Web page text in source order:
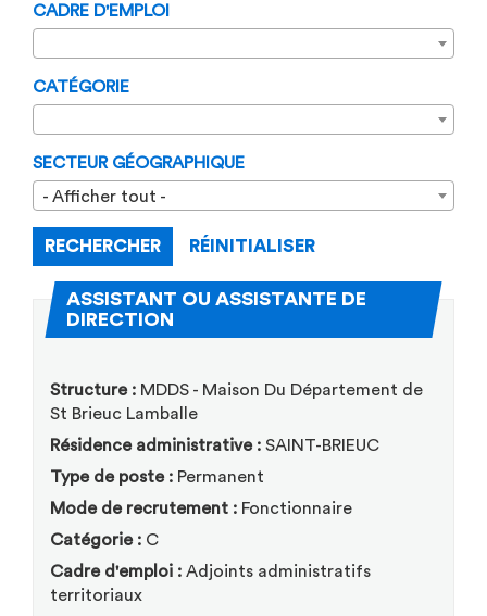
CADRE D'EMPLOI
CATÉGORIE
SECTEUR GÉOGRAPHIQUE
- Afficher tout -
RECHERCHER RÉINITIALISER
ASSISTANT OU ASSISTANTE DE
DIRECTION
Structure : MDDS - Maison Du Département de
St Brieuc Lamballe
Résidence administrative : SAINT-BRIEUC
Type de poste : Permanent
Mode de recrutement : Fonctionnaire
Catégorie : C
Cadre d'emploi : Adjoints administratifs
territoriaux